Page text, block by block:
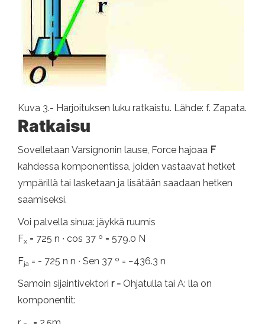
Kuva 3.- Harjoituksen luku ratkaistu. Lähde: f. Zapata.
Ratkaisu
Sovelletaan Varsignonin lause, Force hajoaa F
kahdessa komponentissa, joiden vastaavat hetket
ympärillä tai lasketaan ja lisätään saadaan hetken
saamiseksi.
Voi palvella sinua: jäykkä ruumis
Fx = 725 n ∙ cos 37 º = 579.0 N
Fja = - 725 n n ∙ Sen 37 º = −436.3 n
Samoin sijaintivektori r - Ohjatulla tai A: lla on
komponentit: